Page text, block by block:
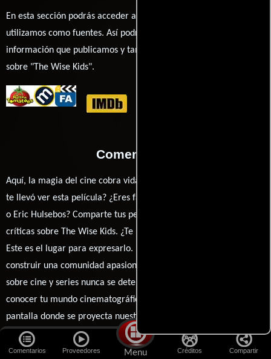
Comentarios Proveedores Menu Créditos Compartir
En esta sección podrás acceder a los recursos externos que
utilizamos como fuentes. Así podrás chequear toda la
información que publicamos y también ampliar tu conocimiento
sobre "The Wise Kids".
Comentarios
Aquí, la magia del cine cobra vida a través de tus opiniones. ¿Qué
te llevó ver esta película? ¿Eres fan de Stephen Cone, Molly Kunz
o Eric Hulsebos? Comparte tus pensamientos, emociones y
críticas sobre The Wise Kids. ¿Te hizo reír, llorar o reflexionar?
Este es el lugar para expresarlo. ¡No te guardes nada! Queremos
construir una comunidad apasionada donde la conversación
sobre cine y series nunca se detenga. Únete a la charla y déjanos
conocer tu mundo cinematográfico. ¡Los comentarios son la
pantalla donde se proyecta nuestra diversidad de opiniones!
Cargar comentarios